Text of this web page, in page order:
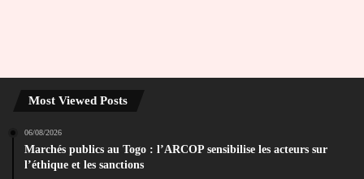
Most Viewed Posts
06/08/2026
Marchés publics au Togo : l’ARCOP sensibilise les acteurs sur
l’éthique et les sanctions